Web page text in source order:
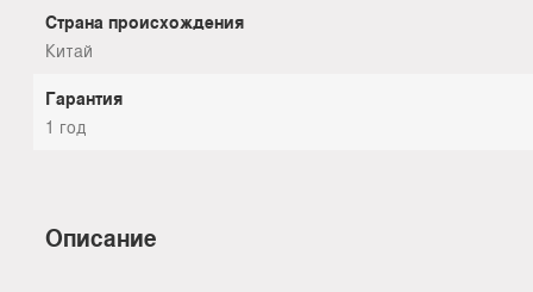
Страна происхождения
Китай
Гарантия
1 год
Описание